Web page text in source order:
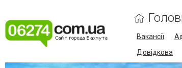
Вакансії
Довідкова